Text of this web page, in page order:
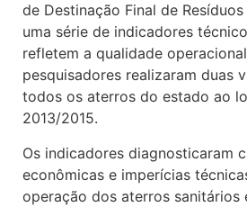
de Destinação Final de
uma série de indicadores
refletem a qualidade
pesquisadores realizaram duas
todos os aterros do estado ao
2013/2015.
Os indicadores diagnosticaram
econômicas e imperícias
operação dos aterros sanitários